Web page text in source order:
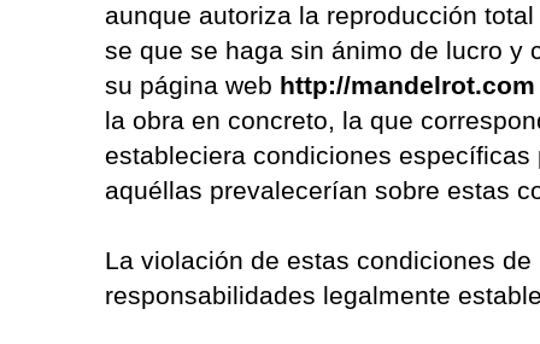
aunque autoriza la reproducción
se que se haga sin ánimo de lucro y
su página web http://mandelrot.com
la obra en concreto, la que
estableciera condiciones específicas
aquéllas prevalecerían sobre estas
La violación de estas condiciones
responsabilidades legalmente